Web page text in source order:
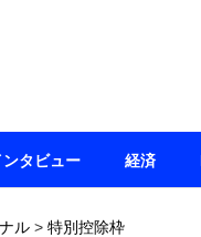
ル > 特別控除枠
ンタビュー 経済